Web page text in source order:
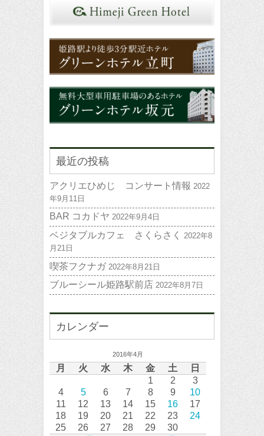
最近の投稿
アクリエひめじ コンサート情報 2022
年9月11日
BAR コカドヤ 2022年9月4日
ベジタブルカフェ さくらさく
2022年8
月21日
喫茶フクナガ 2022年8月21日
ブルーシール姫路駅前店 2022年8月7日
カレンダー
2016年4月
月 火 水 木 金 土 日
1 2
3
4
5 6 7 8 9
10
11
12 13 14 15 16
17
18
19 20 21 22 23
24
25
26 27 28 29 30